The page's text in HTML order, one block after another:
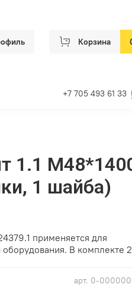
Корзина
+7 705 493 61 33
арт. 0-
1.1
1 шайба)
применяется для
В комплекте 2